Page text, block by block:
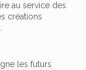
au service des
créations
les futurs